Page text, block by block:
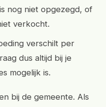
nog niet opgezegd, of
verkocht.
verschilt per
dus altijd bij je
mogelijk is.
bij de gemeente. Als